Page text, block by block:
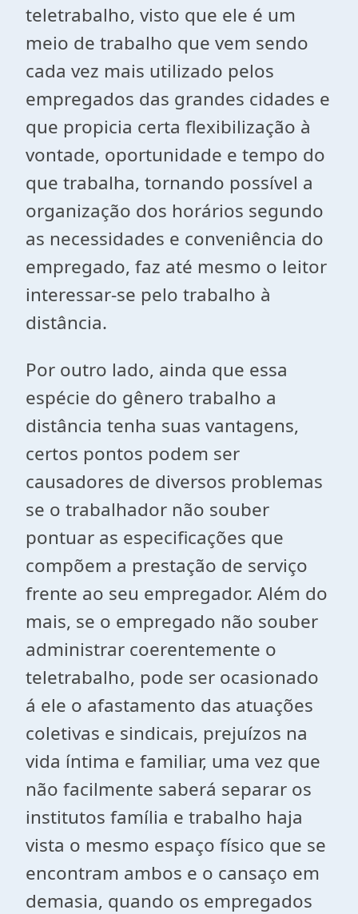
teletrabalho, visto que ele é um
meio de trabalho que vem sendo
cada vez mais utilizado pelos
empregados das grandes cidades e
que propicia certa flexibilização à
vontade, oportunidade e tempo do
que trabalha, tornando possível a
organização dos horários segundo
as necessidades e conveniência do
empregado, faz até mesmo o leitor
interessar-se pelo trabalho à
distância.
Por outro lado, ainda que essa
espécie do gênero trabalho a
distância tenha suas vantagens,
certos pontos podem ser
causadores de diversos problemas
se o trabalhador não souber
pontuar as especificações que
compõem a prestação de serviço
frente ao seu empregador. Além do
mais, se o empregado não souber
administrar coerentemente o
teletrabalho, pode ser ocasionado
á ele o afastamento das atuações
coletivas e sindicais, prejuízos na
vida íntima e familiar, uma vez que
não facilmente saberá separar os
institutos família e trabalho haja
vista o mesmo espaço físico que se
encontram ambos e o cansaço em
demasia, quando os empregados